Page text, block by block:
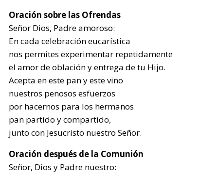
Oración sobre las Ofrendas
Señor Dios, Padre amoroso:
En cada celebración eucarística
nos permites experimentar repetidamente
el amor de oblación y entrega de tu Hijo.
Acepta en este pan y este vino
nuestros penosos esfuerzos
por hacernos para los hermanos
pan partido y compartido,
junto con Jesucristo nuestro Señor.
Oración después de la Comunión
Señor, Dios y Padre nuestro: